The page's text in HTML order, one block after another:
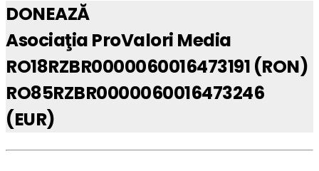
DONEAZĂ
Asociaţia ProValori Media
RO18RZBR0000060016473191 (RON)
RO85RZBR0000060016473246
(EUR)